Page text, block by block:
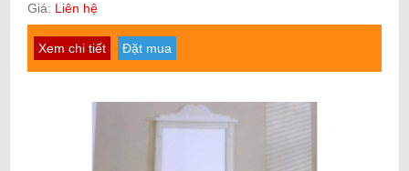
Giá: Liên hệ
Xem chi tiết Đặt mua